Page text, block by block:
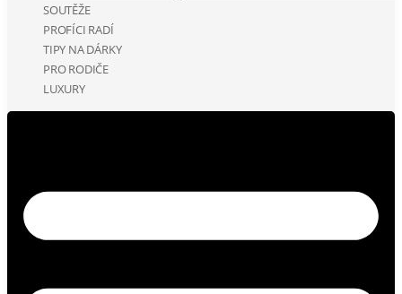
SOUTĚŽE
PROFÍCI RADÍ
TIPY NA DÁRKY
PRO RODIČE
LUXURY